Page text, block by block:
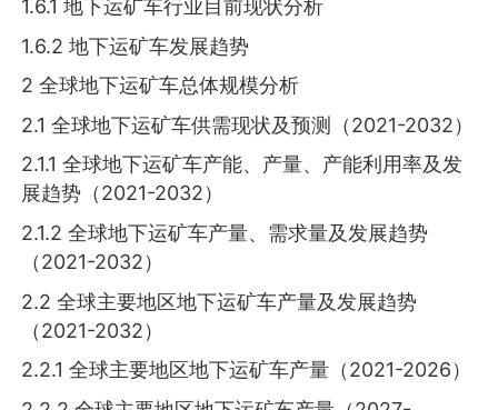
1.6.1 地下运矿车行业目前现状分析
1.6.2 地下运矿车发展趋势
2 全球地下运矿车总体规模分析
2.1 全球地下运矿车供需现状及预测（2021-2032）
2.1.1 全球地下运矿车产能、产量、产能利用率及发
展趋势（2021-2032）
2.1.2 全球地下运矿车产量、需求量及发展趋势
（2021-2032）
2.2 全球主要地区地下运矿车产量及发展趋势
（2021-2032）
2.2.1 全球主要地区地下运矿车产量（2021-2026）